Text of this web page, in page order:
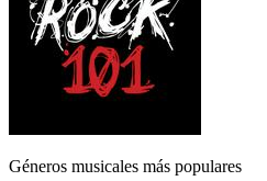
Géneros musicales más populares